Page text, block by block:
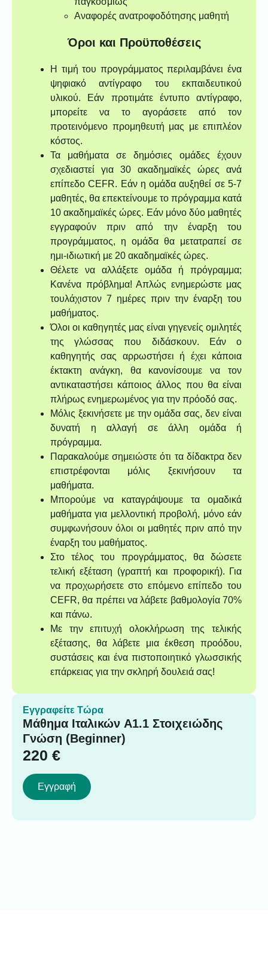
Αναφορές ανατροφοδότησης μαθητή
Όροι και Προϋποθέσεις
Η τιμή του προγράμματος περιλαμβάνει ένα
ψηφιακό αντίγραφο του εκπαιδευτικού
υλικού. Εάν προτιμάτε έντυπο αντίγραφο,
μπορείτε να το αγοράσετε από τον
προτεινόμενο προμηθευτή μας με επιπλέον
κόστος.
Τα μαθήματα σε δημόσιες ομάδες έχουν
σχεδιαστεί για 30 ακαδημαϊκές ώρες ανά
επίπεδο CEFR. Εάν η ομάδα αυξηθεί σε 5-7
μαθητές, θα επεκτείνουμε το πρόγραμμα κατά
10 ακαδημαϊκές ώρες. Εάν μόνο δύο μαθητές
εγγραφούν πριν από την έναρξη του
προγράμματος, η ομάδα θα μετατραπεί σε
ημι-ιδιωτική με 20 ακαδημαϊκές ώρες.
Θέλετε να αλλάξετε ομάδα ή πρόγραμμα;
Κανένα πρόβλημα! Απλώς ενημερώστε μας
τουλάχιστον 7 ημέρες πριν την έναρξη του
μαθήματος.
Όλοι οι καθηγητές μας είναι γηγενείς ομιλητές
της γλώσσας που διδάσκουν. Εάν ο
καθηγητής σας αρρωστήσει ή έχει κάποια
έκτακτη ανάγκη, θα κανονίσουμε να τον
αντικαταστήσει κάποιος άλλος που θα είναι
πλήρως ενημερωμένος για την πρόοδό σας.
Μόλις ξεκινήσετε με την ομάδα σας, δεν είναι
δυνατή η αλλαγή σε άλλη ομάδα ή
πρόγραμμα.
Παρακαλούμε σημειώστε ότι τα δίδακτρα δεν
επιστρέφονται μόλις ξεκινήσουν τα
μαθήματα.
Μπορούμε να καταγράψουμε τα ομαδικά
μαθήματα για μελλοντική προβολή, μόνο εάν
συμφωνήσουν όλοι οι μαθητές πριν από την
έναρξη του μαθήματος.
Στο τέλος του προγράμματος, θα δώσετε
τελική εξέταση (γραπτή και προφορική). Για
να προχωρήσετε στο επόμενο επίπεδο του
CEFR, θα πρέπει να λάβετε βαθμολογία 70%
και πάνω.
Με την επιτυχή ολοκλήρωση της τελικής
εξέτασης, θα λάβετε μια έκθεση προόδου,
συστάσεις και ένα πιστοποιητικό γλωσσικής
επάρκειας για την σκληρή δουλειά σας!
Εγγραφείτε Τώρα
Μάθημα Ιταλικών A1.1 Στοιχειώδης
Γνώση (Beginner)
220 €
Εγγραφή